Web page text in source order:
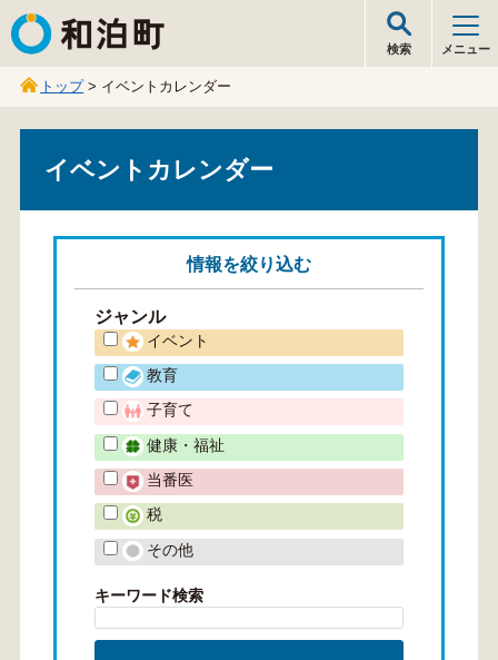
和泊町
検索 メニュー
トップ> イベントカレンダー
イベントカレンダー
情報を絞り込む
ジャンル
イベント
教育
子育て
健康・福祉
当番医
税
その他
キーワード検索